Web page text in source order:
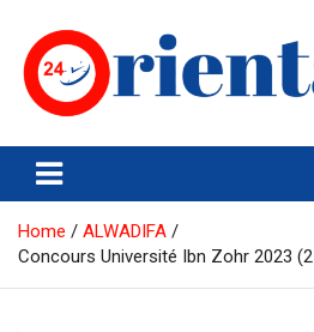
content
Orientation24
Emploi et Orientation au Maroc
Home
ALWADIFA
Concours Université Ibn Zohr 2023